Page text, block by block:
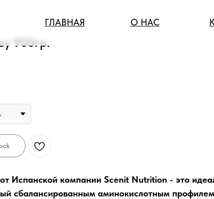
ГЛАВНАЯ О НАС
900гр.
Испанской компании Scenit Nutrition - это
сбалансированным аминокислотным